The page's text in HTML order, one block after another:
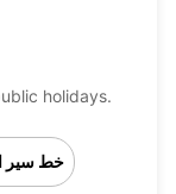
holidays.
خط سير